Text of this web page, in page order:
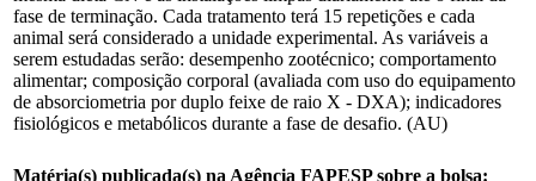
fase de terminação. Cada tratamento terá 15 repetições e cada
animal será considerado a unidade experimental. As variáveis a
serem estudadas serão: desempenho zootécnico; comportamento
alimentar; composição corporal (avaliada com uso do equipamento
de absorciometria por duplo feixe de raio X - DXA); indicadores
fisiológicos e metabólicos durante a fase de desafio. (AU)
Matéria(s) publicada(s) na Agência FAPESP sobre a bolsa: